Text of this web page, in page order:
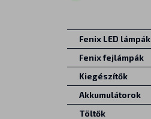
Fenix LED lámpák
Fenix fejlámpák
Kiegészítők
Akkumulátorok
Töltők